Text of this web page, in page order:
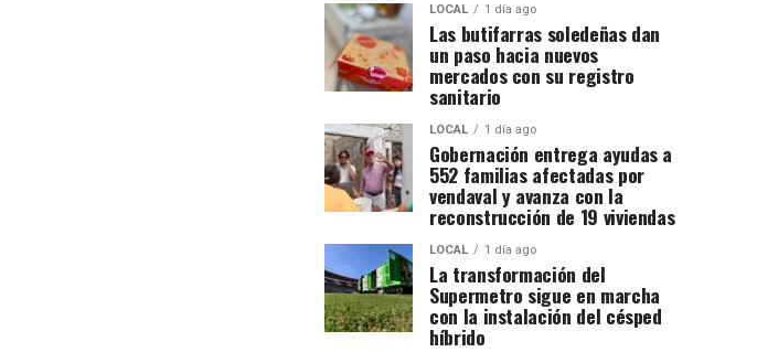
LOCAL 1 día ago
Las butifarras soledeñas dan
un paso hacia nuevos
mercados con su registro
sanitario
LOCAL 1 día ago
Gobernación entrega ayudas a
552 familias afectadas por
vendaval y avanza con la
reconstrucción de 19 viviendas
LOCAL 1 día ago
La transformación del
Supermetro sigue en marcha
con la instalación del césped
híbrido